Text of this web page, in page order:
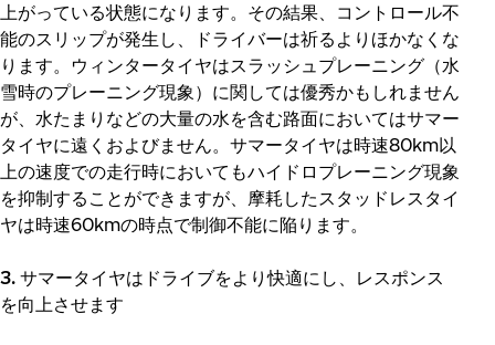
上がっている状態になります。その結果、コントロール不
能のスリップが発生し、ドライバーは祈るよりほかなくな
ります。ウィンタータイヤはスラッシュプレーニング（水
雪時のプレーニング現象）に関しては優秀かもしれません
が、水たまりなどの大量の水を含む路面においてはサマー
タイヤに遠くおよびません。サマータイヤは時速80km以
上の速度での走行時においてもハイドロプレーニング現象
を抑制することができますが、摩耗したスタッドレスタイ
ヤは時速60kmの時点で制御不能に陥ります。
3. サマータイヤはドライブをより快適にし、レスポンス
を向上させます